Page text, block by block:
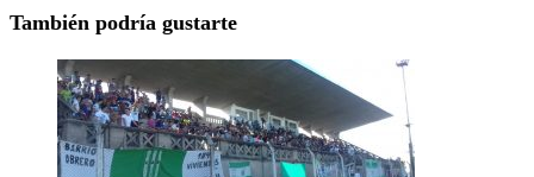
También podría gustarte